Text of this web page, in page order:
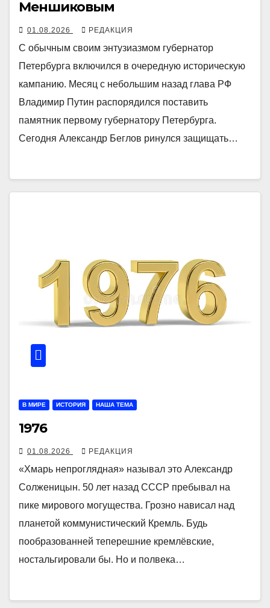
Меншиковым
01.08.2026 РЕДАКЦИЯ
С обычным своим энтузиазмом губернатор
Петербурга включился в очередную историческую
кампанию. Месяц с небольшим назад глава РФ
Владимир Путин распорядился поставить
памятник первому губернатору Петербурга.
Сегодня Александр Беглов ринулся защищать…
В МИРЕ ИСТОРИЯ НАША ТЕМА
1976
01.08.2026 РЕДАКЦИЯ
«Хмарь непроглядная» называл это Александр
Солженицын. 50 лет назад СССР пребывал на
пике мирового могущества. Грозно нависал над
планетой коммунистический Кремль. Будь
пообразованней теперешние кремлёвские,
ностальгировали бы. Но и полвека…